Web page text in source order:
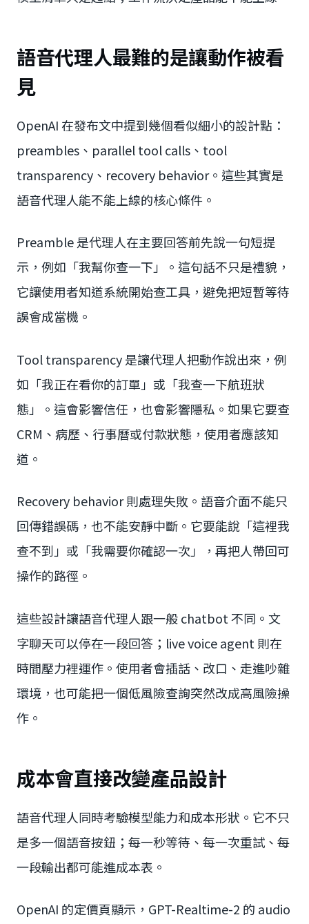
語音代理人最難的是讓動作被看
見
OpenAI 在發布文中提到幾個看似細小的設計點：
preambles、parallel tool calls、tool
transparency、recovery behavior。這些其實是
語音代理人能不能上線的核心條件。
Preamble 是代理人在主要回答前先說一句短提
示，例如「我幫你查一下」。這句話不只是禮貌，
它讓使用者知道系統開始查工具，避免把短暫等待
誤會成當機。
Tool transparency 是讓代理人把動作說出來，例
如「我正在看你的訂單」或「我查一下航班狀
態」。這會影響信任，也會影響隱私。如果它要查
CRM、病歷、行事曆或付款狀態，使用者應該知
道。
Recovery behavior 則處理失敗。語音介面不能只
回傳錯誤碼，也不能安靜中斷。它要能說「這裡我
查不到」或「我需要你確認一次」，再把人帶回可
操作的路徑。
這些設計讓語音代理人跟一般 chatbot 不同。文
字聊天可以停在一段回答；live voice agent 則在
時間壓力裡運作。使用者會插話、改口、走進吵雜
環境，也可能把一個低風險查詢突然改成高風險操
作。
成本會直接改變產品設計
語音代理人同時考驗模型能力和成本形狀。它不只
是多一個語音按鈕；每一秒等待、每一次重試、每
一段輸出都可能進成本表。
OpenAI 的定價頁顯示，GPT-Realtime-2 的 audio